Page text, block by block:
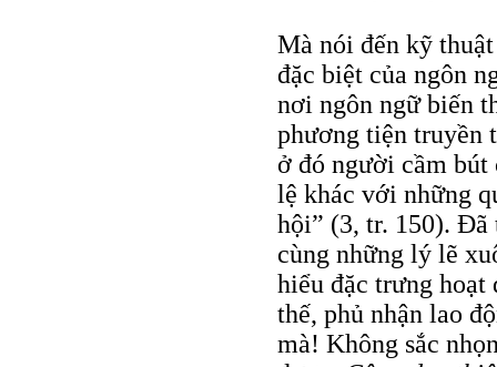
Mà nói đến kỹ
đặc biệt của ngôn
nơi ngôn ngữ biến
phương tiện truyền
ở đó người cầm bút
lệ khác với những
hội” (3, tr. 150). Đã
cùng những lý lẽ
hiểu đặc trưng hoạt
thế, phủ nhận lao
mà! Không sắc